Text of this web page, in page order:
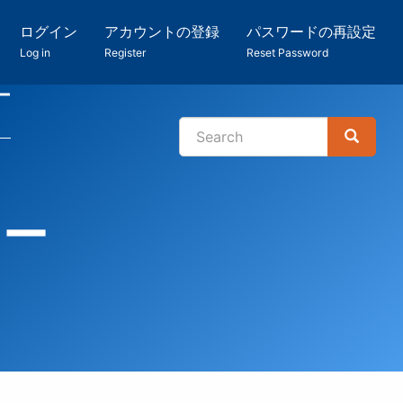
ログイン
Log in
アカウントの登録
Register
パスワードの再設定
Reset Password
検
Search
Search